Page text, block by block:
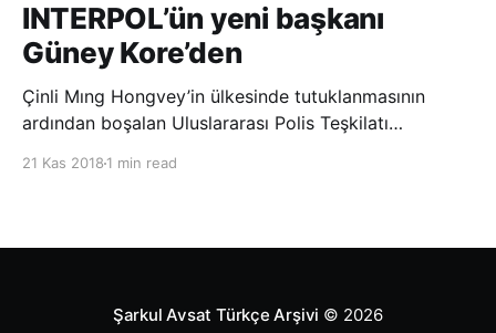
INTERPOL’ün yeni başkanı
Güney Kore’den
Çinli Mıng Hongvey’in ülkesinde tutuklanmasının
ardından boşalan Uluslararası Polis Teşkilatı
21 Kas 2018 1 min read
Şarkul Avsat Türkçe Arşivi © 2026